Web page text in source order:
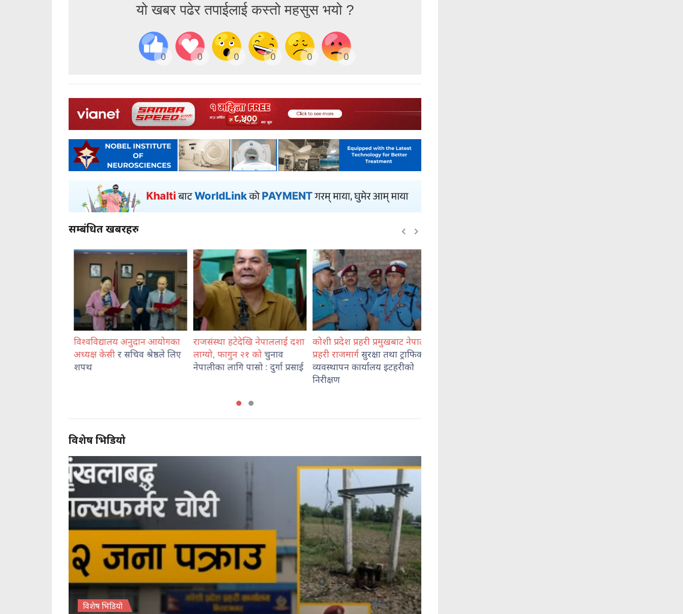
यो खबर पढेर तपाईलाई कस्तो महसुस भयो ?
0 0 0 0 0 0
सम्बंधित खबरहरु
विश्वविद्यालय अनुदान आयोगका
अध्यक्ष केसी र सचिव श्रेष्ठले लिए
शपथ
राजसंस्था हटेदेखि नेपाललाई दशा
लाग्यो, फागुन २१ को चुनाव
नेपालीका लागि पासो : दुर्गा प्रसाई
कोशी प्रदेश प्रहरी प्रमुखबाट नेपाल
प्रहरी राजमार्ग सुरक्षा तथा ट्राफिक
व्यवस्थापन कार्यालय इटहरीको
निरीक्षण
विशेष भिडियो
विशेष भिडियो